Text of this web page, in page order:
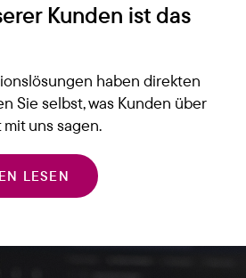
Kunden ist das
haben direkten
Sie selbst, was Kunden über
uns sagen.
LESEN